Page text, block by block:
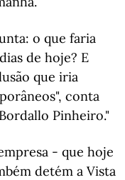
o que faria
de hoje? E
que iria
conta
Pinheiro."
- que hoje
detém a Vista